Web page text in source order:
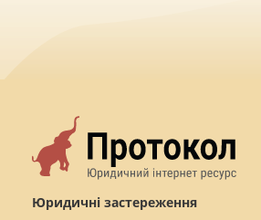
Юридичні застереження